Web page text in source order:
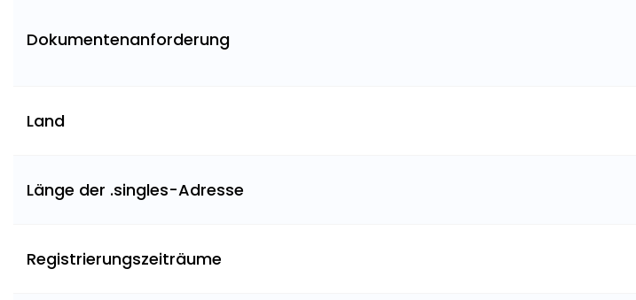
Dokumentenanforderung
Land
Länge der .singles-Adresse
Registrierungszeiträume